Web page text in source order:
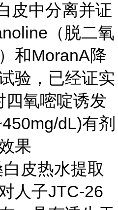
皮中分离并证
（脱二氧
和MoranA降
验，已经证实
四氧嘧啶诱发
dL)有剂
果
白皮热水提取
人子JTC-26